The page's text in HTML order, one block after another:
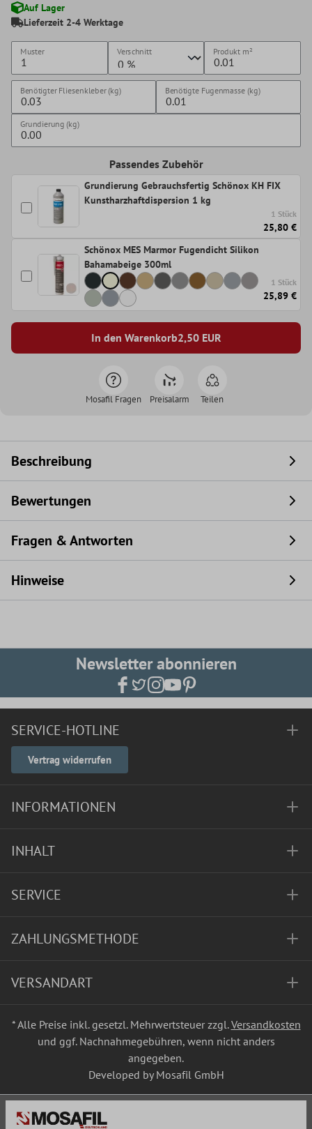
Auf Lager
Lieferzeit 2-4 Werktage
Muster Verschnitt Produkt m²
Benötigter Fliesenkleber (kg) Benötigte Fugenmasse (kg)
Grundierung (kg)
Passendes Zubehör
Grundierung Gebrauchsfertig Schönox KH FIX
Kunstharzhaftdispersion 1 kg
1 Stück
25,80 €
Schönox MES Marmor Fugendicht Silikon
Bahamabeige 300ml
1 Stück
25,89 €
In den Warenkorb2,50EUR
Mosafil Fragen Preisalarm Teilen
Beschreibung
Bewertungen
Fragen & Antworten
Hinweise
Newsletter abonnieren
SERVICE-HOTLINE
Vertrag widerrufen
INFORMATIONEN
INHALT
SERVICE
ZAHLUNGSMETHODE
VERSANDART
* Alle Preise inkl. gesetzl. Mehrwertsteuer zzgl.Versandkosten
und ggf. Nachnahmegebühren, wenn nicht anders
angegeben.
Developed by Mosafil GmbH